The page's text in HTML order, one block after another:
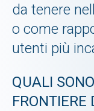
da tenere
o come
utenti più
QUALI
FRONTIERE